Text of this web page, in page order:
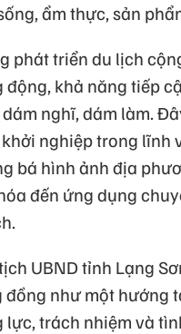
ẩm thực, sản
phát triển du lịch
động, khả năng tiếp
nghĩ, dám làm.
nghiệp trong lĩnh
bá hình ảnh địa
đến ứng dụng
UBND tỉnh Lạng
đồng như một hướng
lực, trách nhiệm và